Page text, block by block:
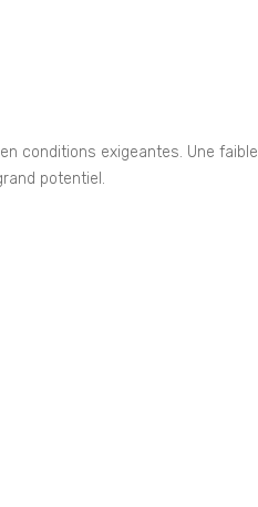
conditions exigeantes. Une faible
potentiel.